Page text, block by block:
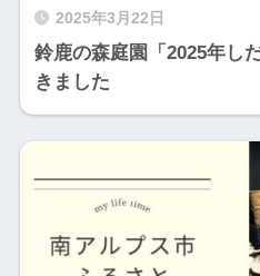
2025年3月22日
鈴鹿の森庭園「2025年し
きました